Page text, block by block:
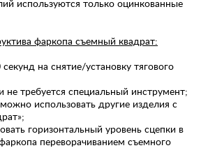
используются только оцинкованные
фаркопа съемный квадрат:
на снятие/установку тягового
не требуется специальный инструмент;
использовать другие изделия с
горизонтальный уровень сцепки в
переворачиванием съемного